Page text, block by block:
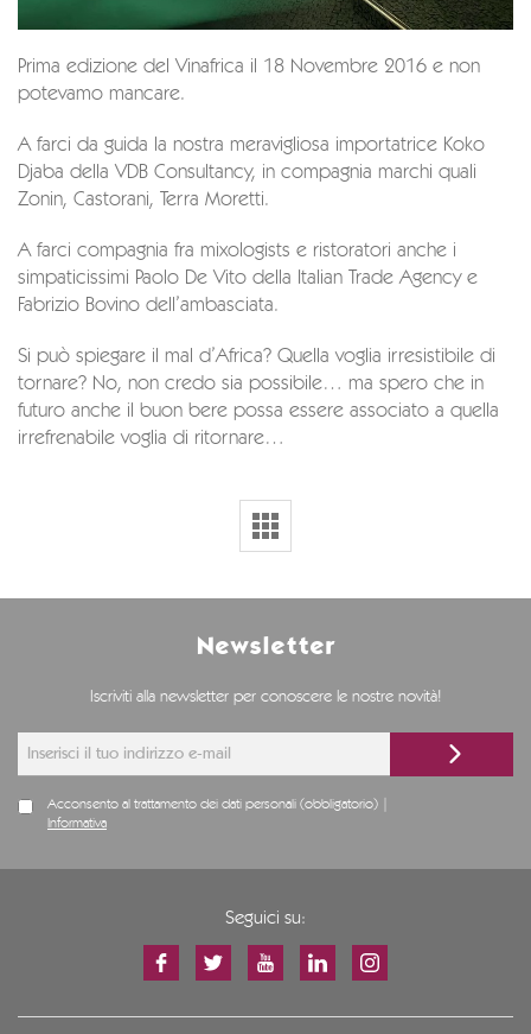
Prima edizione del Vinafrica il 18 Novembre 2016 e non
potevamo mancare.
A farci da guida la nostra meravigliosa importatrice Koko
Djaba della VDB Consultancy, in compagnia marchi quali
Zonin, Castorani, Terra Moretti.
A farci compagnia fra mixologists e ristoratori anche i
simpaticissimi Paolo De Vito della Italian Trade Agency e
Fabrizio Bovino dell’ambasciata.
Si può spiegare il mal d’Africa? Quella voglia irresistibile di
tornare? No, non credo sia possibile… ma spero che in
futuro anche il buon bere possa essere associato a quella
irrefrenabile voglia di ritornare…
Newsletter
Iscriviti alla newsletter per conoscere le nostre novità!
Acconsento al trattamento dei dati personali (obbligatorio) |
Informativa
Seguici su: